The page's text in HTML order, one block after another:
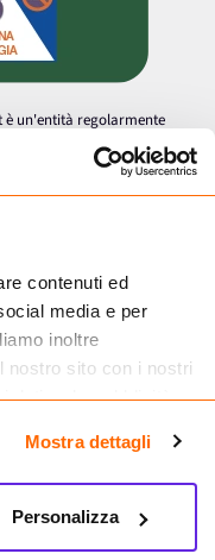
contenuti ed
media e per
inoltre
nostro sito con i nostri
dati web, pubblicità e
hanno raccolto dal
Mostra dettagli
Personalizza
è un'entità regolarmente
la vendita online di